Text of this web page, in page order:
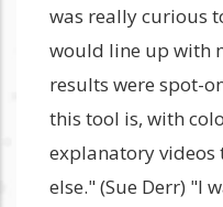
was really curious
would line up with
results were spot-
this tool is, with
explanatory videos
else." (Sue Derr) "I